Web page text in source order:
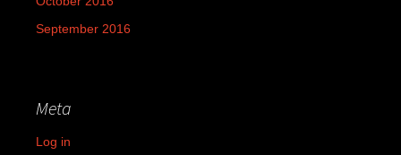
September 2016
Meta
Log in